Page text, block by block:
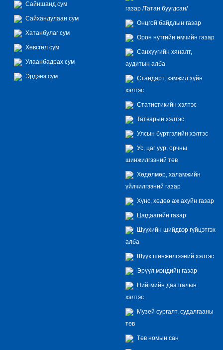
Сайншанд сум
Сайхандулаан сум
Хатанбулаг сум
Хөвсгөл сум
Улаанбадрах сум
Эрдэнэ сум
газар /Татан буугдсан/
Онцгой байдлын газар
Орон нутгийн өмчийн газар
Санхүүгийн хяналт,
аудитын алба
Стандарт, хэмжил зүйн
хэлтэс
Статистикийн хэлтэс
Татварын хэлтэс
Улсын бүртгэлийн хэлтэс
Ус, цаг уур, орчны
шинжилгээний төв
Хөдөлмөр, халамжийн
үйлчилгээний газар
Хүнс, хөдөө аж ахуйн газар
Цагдаагийн газар
Шүүхийн шийдвэр гүйцэтгэх
алба
Шүүх шинжилгээний хэлтэс
Эрүүл мэндийн газар
Нийгмийн даатгалын
хэлтэс
Музей сургалт, судалгааны
төв
Төв номын сан